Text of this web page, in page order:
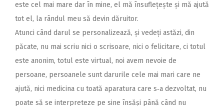
este cel mai mare dar în mine, el mă însuflețește și mă ajută
tot el, la rândul meu să devin dăruitor.
Atunci când darul se personalizează, și vedeți astăzi, din
păcate, nu mai scriu nici o scrisoare, nici o felicitare, ci totul
este anonim, totul este virtual, noi avem nevoie de
persoane, persoanele sunt darurile cele mai mari care ne
ajută, nici medicina cu toată aparatura care s‑a dezvoltat, nu
poate să se interpreteze pe sine însăși până când nu